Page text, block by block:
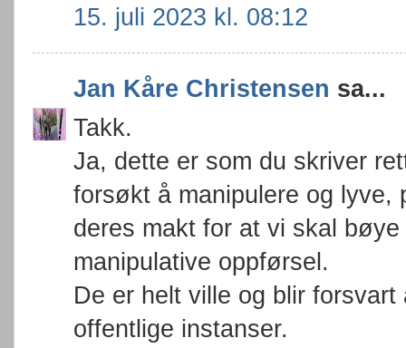
15. juli 2023 kl. 08:12
Jan Kåre Christensen sa...
Takk.
Ja, dette er som du skriver
forsøkt å manipulere og lyve,
deres makt for at vi skal
manipulative oppførsel.
De er helt ville og blir
offentlige instanser.